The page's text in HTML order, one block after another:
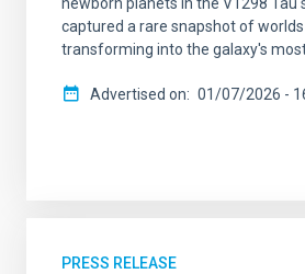
captured a rare snapshot of
transforming into the galaxy's
Advertised on 01/07/2026 -
PRESS RELEASE